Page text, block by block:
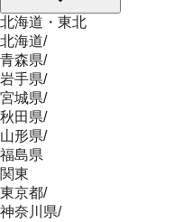
北海道・東北
北海道/
青森県/
岩手県/
宮城県/
秋田県/
山形県/
福島県
関東
東京都/
神奈川県/